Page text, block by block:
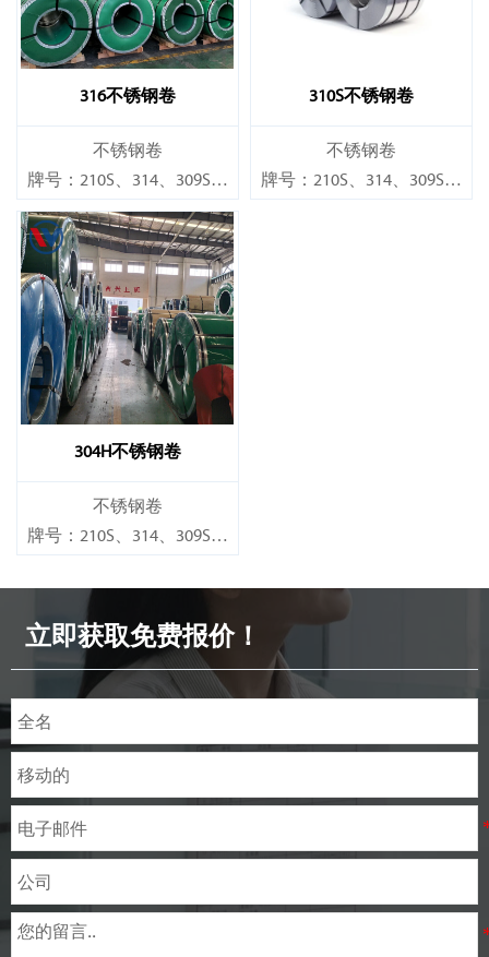
316不锈钢卷
不锈钢卷
牌号：210S、314、309S、
304、304L、316L、321、
410、420、430、904等
规格
厚度：0.1mm - 150mm
310S不锈钢卷
不锈钢卷
牌号：210S、314、309S、
304H不锈钢卷
不锈钢卷
牌号：210S、314、309S、
410、420、430、904等
厚度：0.1mm - 150mm
立即获取免费报价！